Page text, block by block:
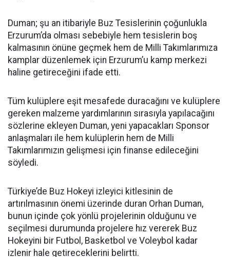
Duman; şu an itibariyle Buz Tesislerinin çoğunlukla
Erzurum’da olması sebebiyle hem tesislerin boş
kalmasının önüne geçmek hem de Milli Takımlarımıza
kamplar düzenlemek için Erzurum’u kamp merkezi
haline getireceğini ifade etti.
Tüm kulüplere eşit mesafede duracağını ve kulüplere
gereken malzeme yardımlarının sırasıyla yapılacağını
sözlerine ekleyen Duman, yeni yapacakları Sponsor
anlaşmaları ile hem kulüplerin hem de Milli
Takımlarımızın gelişmesi için finanse edileceğini
söyledi.
Türkiye’de Buz Hokeyi izleyici kitlesinin de
artırılmasının önemi üzerinde duran Orhan Duman,
bunun içinde çok yönlü projelerinin olduğunu ve
seçilmesi durumunda projelere hız vererek Buz
Hokeyini bir Futbol, Basketbol ve Voleybol kadar
izlenir hale getireceklerini belirtti.